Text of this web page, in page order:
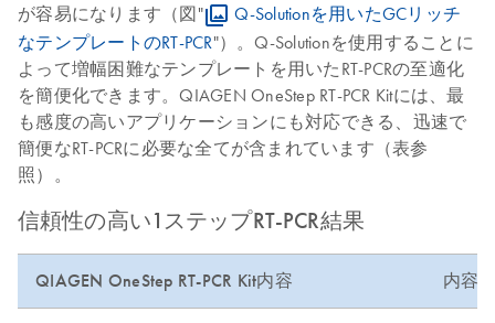
が容易になります（図"
Q-Solutionを用いたGCリッチ
なテンプレートのRT-PCR"）。Q-Solutionを使用することに
よって増幅困難なテンプレートを用いたRT-PCRの至適化
を簡便化できます。QIAGEN OneStep RT-PCR Kitには、最
も感度の高いアプリケーションにも対応できる、迅速で
簡便なRT-PCRに必要な全てが含まれています（表参
照）。
信頼性の高い1ステップRT-PCR結果
QIAGEN OneStep RT-PCR Kit内容 内容